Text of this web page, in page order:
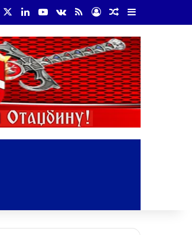
FacebookLinkedInYouTube
vk.com
RSS Log InRandom Article